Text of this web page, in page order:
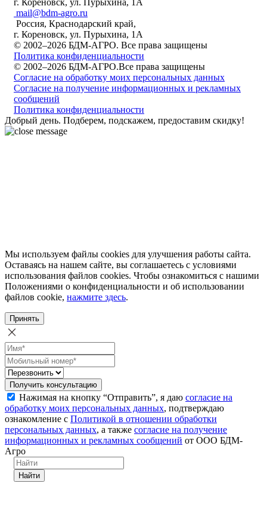
г. Кореновск, ул. Пурыхина, 1А
mail@bdm-agro.ru
Россия, Краснодарский край,
г. Кореновск, ул. Пурыхина, 1А
© 2002–2026 БДМ-АГРО. Все права защищены
Политика конфиденциальности
© 2002–2026 БДМ-АГРО.Все права защищены
Согласие на обработку моих персональных данных
Согласие на получение информационных и рекламных
сообщений
Политика конфиденциальности
Добрый день. Подберем, подскажем, предоставим скидку!
Мы используем файлы cookies для улучшения работы сайта.
Оставаясь на нашем сайте, вы соглашаетесь с условиями
использования файлов cookies. Чтобы ознакомиться с нашими
Положениями о конфиденциальности и об использовании
файлов cookie, нажмите здесь.
Принять
Получить консультацию
Нажимая на кнопку “Отправить”, я даю согласие на
обработку моих персональных данных, подтверждаю
ознакомление с Политикой в отношении обработки
персональных данных, а также согласие на получение
информационных и рекламных сообщений от ООО БДМ-
Агро
Найти